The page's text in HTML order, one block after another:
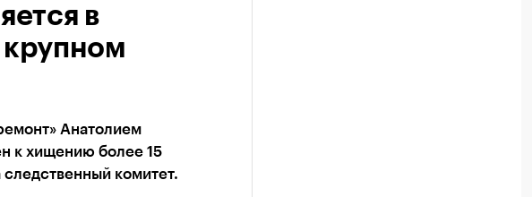
в
Анатолием
к хищению более 15
комитет.